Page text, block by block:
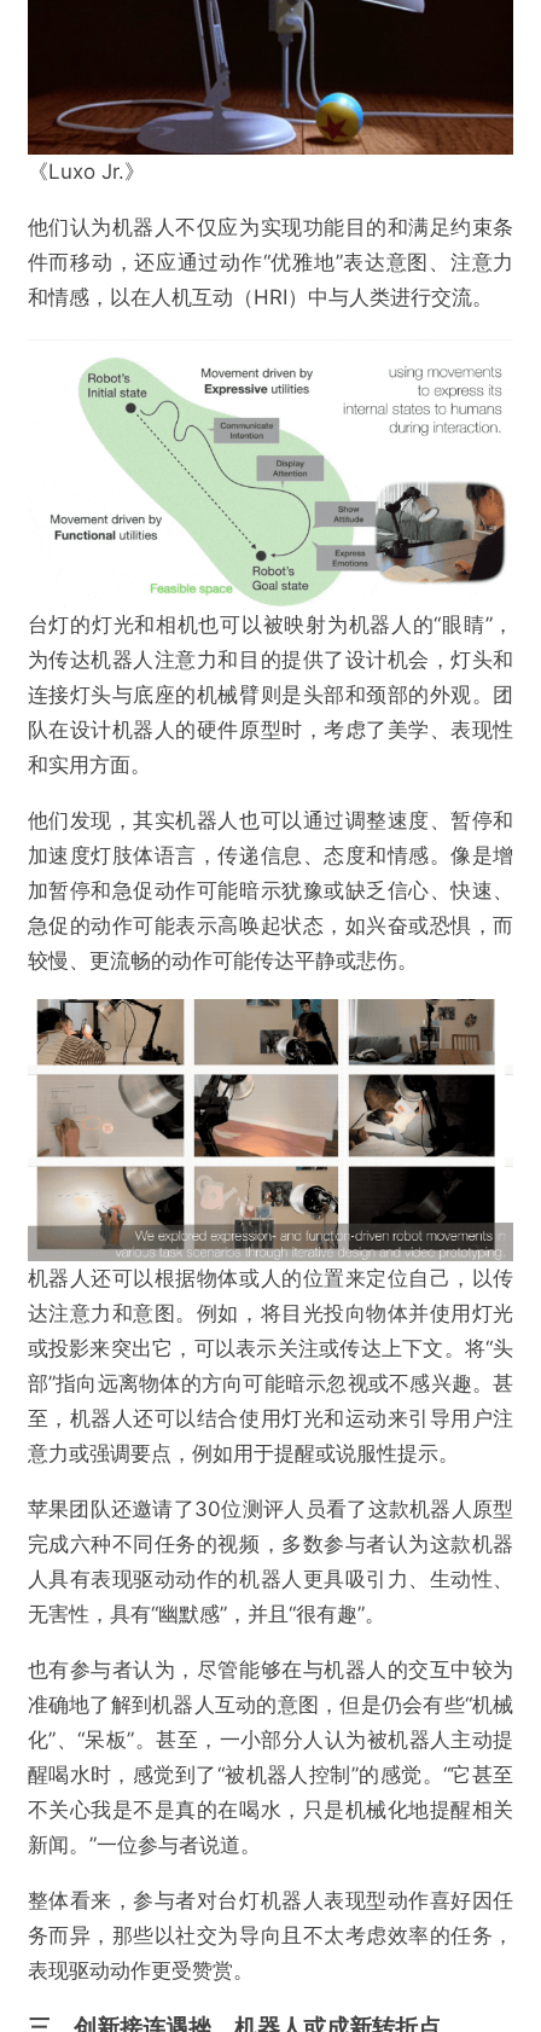
《Luxo Jr.》
他们认为机器人不仅应为实现功能目的和满足约束条
件而移动，还应通过动作“优雅地”表达意图、注意力
和情感，以在人机互动 （HRI） 中与人类进行交流。
台灯的灯光和相机也可以被映射为机器人的“眼睛”，
为传达机器人注意力和目的提供了设计机会，灯头和
连接灯头与底座的机械臂则是头部和颈部的外观。团
队在设计机器人的硬件原型时，考虑了美学、表现性
和实用方面。
他们发现，其实机器人也可以通过调整速度、暂停和
加速度灯肢体语言，传递信息、态度和情感。像是增
加暂停和急促动作可能暗示犹豫或缺乏信心、快速、
急促的动作可能表示高唤起状态，如兴奋或恐惧，而
较慢、更流畅的动作可能传达平静或悲伤。
机器人还可以根据物体或人的位置来定位自己，以传
达注意力和意图。例如，将目光投向物体并使用灯光
或投影来突出它，可以表示关注或传达上下文。将“头
部”指向远离物体的方向可能暗示忽视或不感兴趣。甚
至，机器人还可以结合使用灯光和运动来引导用户注
意力或强调要点，例如用于提醒或说服性提示。
苹果团队还邀请了30位测评人员看了这款机器人原型
完成六种不同任务的视频，多数参与者认为这款机器
人具有表现驱动动作的机器人更具吸引力、生动性、
无害性，具有“幽默感”，并且“很有趣”。
也有参与者认为，尽管能够在与机器人的交互中较为
准确地了解到机器人互动的意图，但是仍会有些“机械
化”、“呆板”。甚至，一小部分人认为被机器人主动提
醒喝水时，感觉到了“被机器人控制”的感觉。“它甚至
不关心我是不是真的在喝水，只是机械化地提醒相关
新闻。”一位参与者说道。
整体看来，参与者对台灯机器人表现型动作喜好因任
务而异，那些以社交为导向且不太考虑效率的任务，
表现驱动动作更受赞赏。